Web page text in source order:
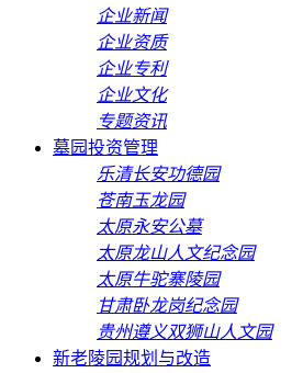
企业新闻
企业资质
企业专利
企业文化
专题资讯
墓园投资管理
乐清长安功德园
苍南玉龙园
太原永安公墓
太原龙山人文纪念园
太原牛驼寨陵园
甘肃卧龙岗纪念园
贵州遵义双狮山人文园
新老陵园规划与改造